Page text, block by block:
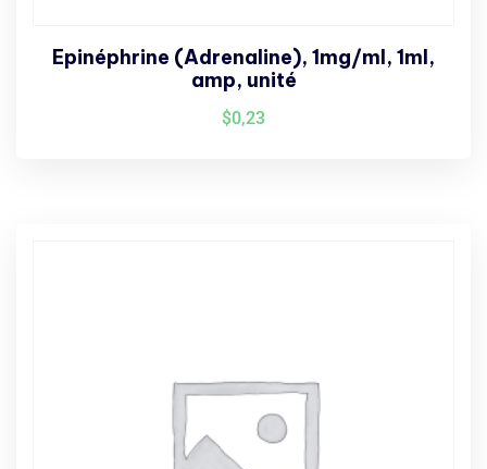
Epinéphrine (Adrenaline), 1mg/ml, 1ml,
amp, unité
$0,23